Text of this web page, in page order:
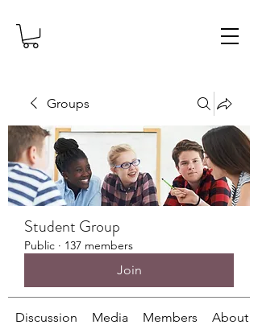
Groups
Student Group
Public · 137 members
Join
Discussion Media Members About